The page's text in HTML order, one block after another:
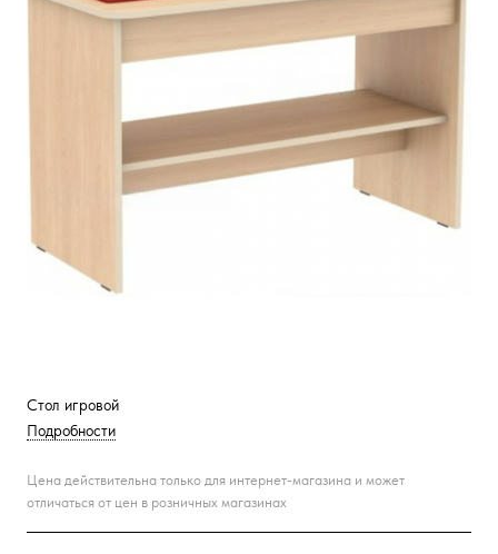
Стол игровой
Подробности
Цена действительна только для интернет-магазина и может
отличаться от цен в розничных магазинах